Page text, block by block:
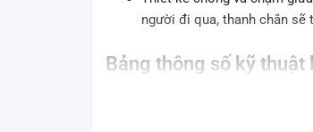
người đi qua, thanh chắn sẽ
Bảng thông số kỹ